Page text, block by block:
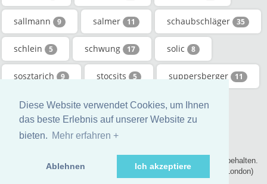
Diese Website verwendet Cookies, um Ihnen
das beste Erlebnis auf unserer Website zu
bieten. Mehr erfahren +
Ablehnen Ich akzeptiere
sallmann 9 salmer 11 schaubschläger 35
schlein 5 schwung 17 solic 8
sosztarich 9 stocsits 5 suppersberger 11
tannheimer 8 tauder 10 white 8
zakarias 5 zeilhofer
© 2017 - genealogic.review Stammverzeichnis. Alle Rechte vorbehalten.
- contact@genealogic.review - phone : +44 (0) 20 3290 0211 (London)